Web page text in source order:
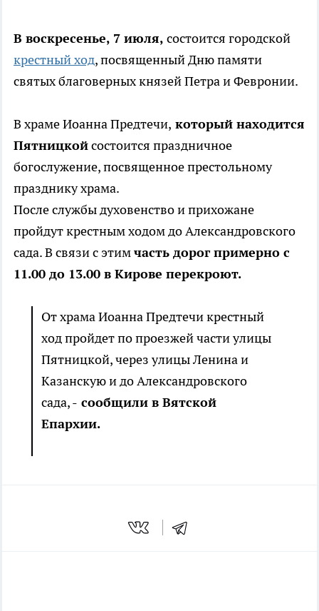
В воскресенье, 7 июля, состоится городской
крестный ход, посвященный Дню памяти
святых благоверных князей Петра и Февронии.
В храме Иоанна Предтечи, который находится
Пятницкойсостоится праздничное
богослужение, посвященное престольному
празднику храма.
После службы духовенство и прихожане
пройдут крестным ходом до Александровского
сада. В связи с этимчасть дорог примерно с
11.00 до 13.00 в Кирове перекроют.
От храма Иоанна Предтечи крестный
ход пройдет по проезжей части улицы
Пятницкой, через улицы Ленина и
Казанскую и до Александровского
сада, - сообщили в Вятской
Епархии.